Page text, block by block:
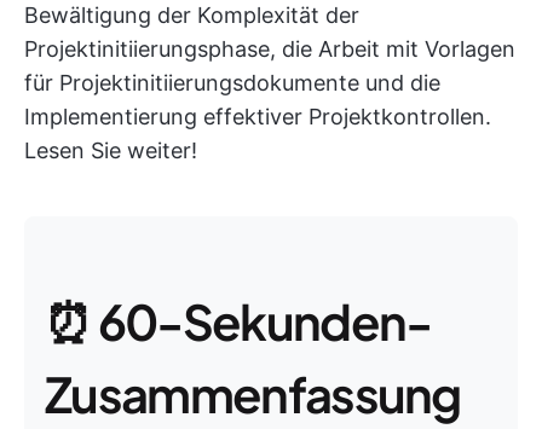
Bewältigung der Komplexität der
Projektinitiierungsphase, die Arbeit mit Vorlagen
für Projektinitiierungsdokumente und die
Implementierung effektiver Projektkontrollen.
Lesen Sie weiter!
⏰ 60-Sekunden-
Zusammenfassung